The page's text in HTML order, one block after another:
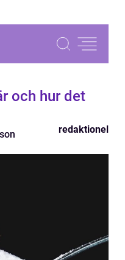
och hur det
redaktionel